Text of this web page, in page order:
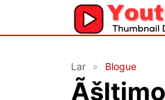
Lar Blogue